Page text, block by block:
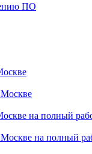
ПО
на полный
на полный